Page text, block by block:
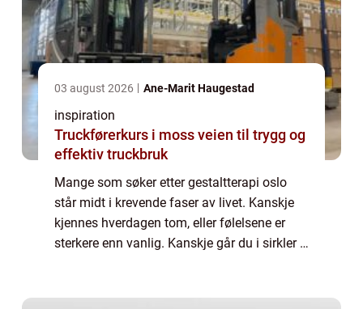
03 august 2026 Ane-Marit Haugestad
inspiration
Truckførerkurs i moss veien til trygg og
effektiv truckbruk
Mange som søker etter gestaltterapi oslo
står midt i krevende faser av livet. Kanskje
kjennes hverdagen tom, eller følelsene er
sterkere enn vanlig. Kanskje går du i sirkler i